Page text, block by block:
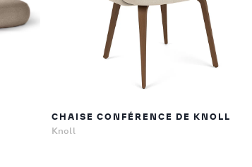
CHAISE CONFÉRENCE DE KNOLL
Knoll